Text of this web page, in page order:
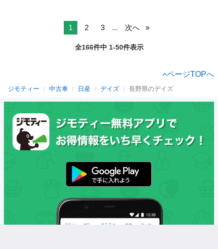
1 2 3 ... 次へ
全166件中 1-50件表示
ページTOPへ
ジモティー 中古車 日産 デイズ 長野県のデイズ